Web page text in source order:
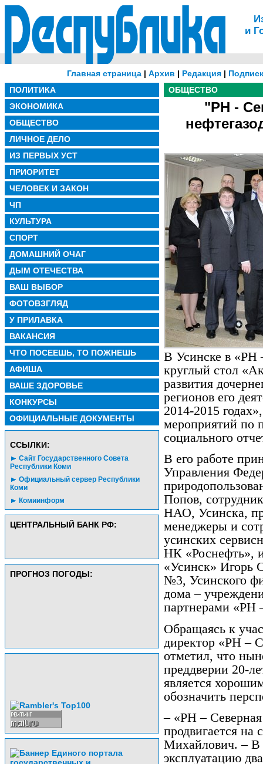
и
Главная страница| Архив | Редакция|
ПОЛИТИКА
ЭКОНОМИКА
ОБЩЕСТВО
ЛИЧНОЕ ДЕЛО
ИЗ ПЕРВЫХ УСТ
ПРИОРИТЕТ
ЧЕЛОВЕК И ЗАКОН
ЧП
КУЛЬТУРА
СПОРТ
ДОМАШНИЙ ОЧАГ
ДЫМ ОТЕЧЕСТВА
ВАШ ВЫБОР
ФОТОВЗГЛЯД
У ПРИЛАВКА
ВАКАНСИЯ
ЧТО ПОСЕЕШЬ, ТО ПОЖНЕШЬ
АФИША
ВАШЕ ЗДОРОВЬЕ
КОНКУРСЫ
ОФИЦИАЛЬНЫЕ ДОКУМЕНТЫ
CСЫЛКИ:
Сайт Государственного Совета
Республики Коми
Официальный сервер Республики
Коми
Комиинформ
ЦЕНТРАЛЬНЫЙ БАНК РФ:
ПРОГНОЗ ПОГОДЫ:
ОБЩЕСТВО
"РН -
В Усинске в «РН
круглый стол
развития
регионов его
2014-2015
мероприятий по
социального
В его работе
Управления
Попов,
НАО, Усинска,
менеджеры и
усинских
НК «Роснефть»,
«Усинск» Игорь
№3, Усинского
дома –
партнерами «РН
Обращаясь к
директор «РН –
отметил, что
преддверии 20-
является
обозначить
– «РН –
продвигается на
Михайлович. – В
эксплуатацию